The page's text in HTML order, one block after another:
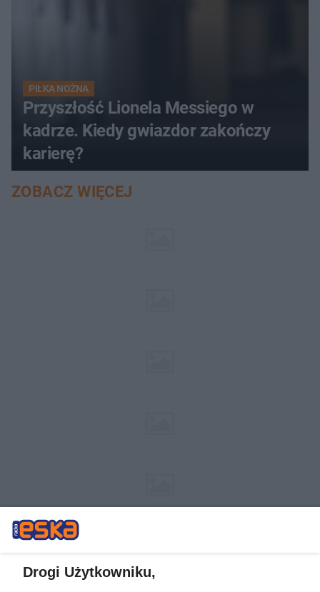
PIŁKA NOŻNA
Przyszłość Lionela Messiego w
kadrze. Kiedy gwiazdor zakończy
karierę?
ZOBACZ WIĘCEJ
Drogi Użytkowniku,